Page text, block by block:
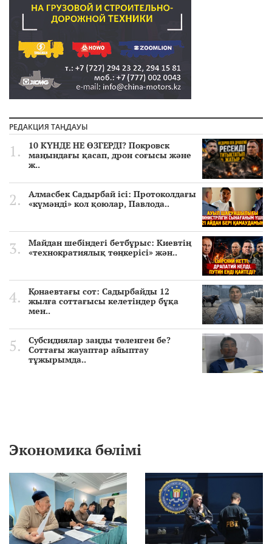
РЕДАКЦИЯ ТАҢДАУЫ
10 КҮНДЕ НЕ ӨЗГЕРДІ? Покровск
маңындағы қасап, дрон соғысы және
ж..
Алмасбек Садырбай ісі: Протоколдағы
«күмәнді» кол қоюлар, Павлода..
Майдан шебіндегі бетбұрыс: Киевтің
«технократиялық төңкерісі» жән..
Қонаевтағы сот: Садырбайды 12
жылға соттағысы келетіндер бұқа
мен..
Субсидиялар заңды төленген бе?
Соттағы жауаптар айыптау
тұжырымда..
Экономика бөлімі